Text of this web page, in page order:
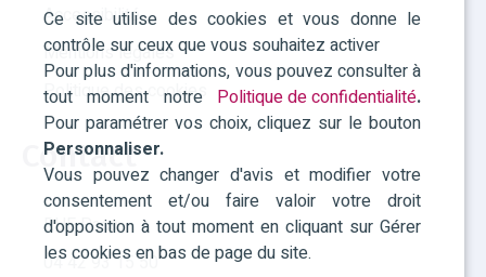
Ce site utilise des cookies et vous donne le
contrôle sur ceux que vous souhaitez activer
Pour plus d'informations, vous pouvez consulter à
tout moment notre Politique de confidentialité.
Pour paramétrer vos choix, cliquez sur le bouton
Personnaliser.
Vous pouvez changer d'avis et modifier votre
consentement et/ou faire valoir votre droit
d'opposition à tout moment en cliquant sur Gérer
les cookies en bas de page du site.
Accessibilité
Mentions légales
Politique des cookies
Contact
RHF Paca
04 42 93 15 50